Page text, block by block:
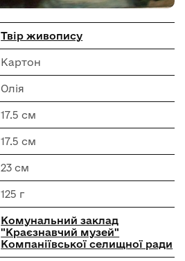
Твір живопису
Картон
Олія
17.5 см
17.5 см
23 см
125 г
Комунальний заклад
"Краєзнавчий музей"
Компаніївської селищної ради